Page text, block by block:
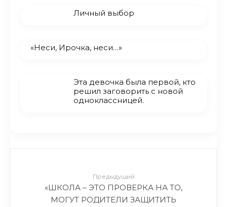
Личный выбор
«Неси, Ирочка, неси…»
Эта девочка была первой, кто
решил заговорить с новой
одноклассницей.
Предыдущий
«ШКОЛА – ЭТО ПРОВЕРКА НА ТО,
МОГУТ РОДИТЕЛИ ЗАЩИТИТЬ